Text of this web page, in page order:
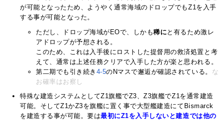
が可能となったため、ようやく通常海域のドロップでもZ1を入手
する事が可能となった。
ただし、ドロップ海域がEOで、しかも稀に と有るため激レ
アドロップが予想される。
このため、これは入手後にロストした提督用の救済処置と考
えて、通常は上述任務クリアで入手した方が楽と思われる。
第二期でも引き続き 4-5のNマスで邂逅が確認されている。 な
お確率はお察し
特殊な建造システムとしてZ1旗艦でZ3、Z3旗艦でZ1を通常建造
可能。そしてZ1かZ3を旗艦に置く事で大型艦建造にてBismarck
を建造する事が可能。要は最初にZ1を入手しないと建造では他の